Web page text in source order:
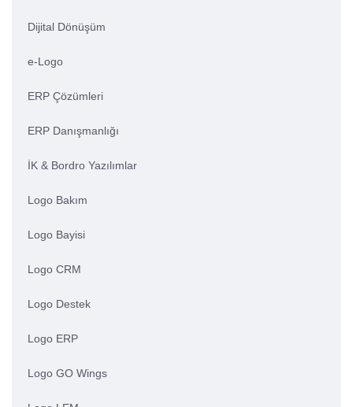
Dijital Dönüşüm
e-Logo
ERP Çözümleri
ERP Danışmanlığı
İK & Bordro Yazılımlar
Logo Bakım
Logo Bayisi
Logo CRM
Logo Destek
Logo ERP
Logo GO Wings